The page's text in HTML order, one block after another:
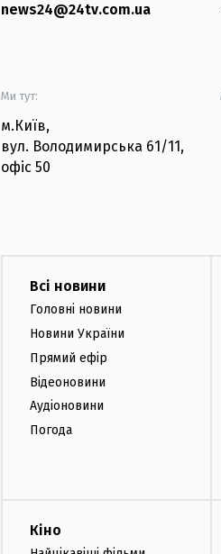
news24@24tv.com.ua
Ми тут:
м.Київ,
вул. Володимирська 61/11,
офіс 50
Всі новини
Головні новини
Новини України
Прямий ефір
Відеоновини
Аудіоновини
Погода
Кіно